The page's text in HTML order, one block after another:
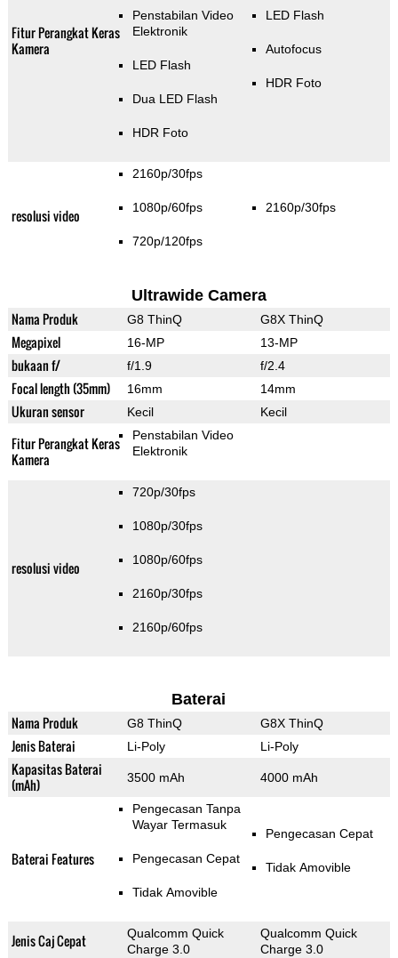
Fitur Perangkat Keras
Kamera
Penstabilan Video
Elektronik
LED Flash
Dua LED Flash
HDR Foto
LED Flash
Autofocus
HDR Foto
resolusi video
2160p/30fps
1080p/60fps
720p/120fps
2160p/30fps
Ultrawide Camera
Nama Produk G8 ThinQ G8X ThinQ
Megapixel 16-MP 13-MP
bukaan f/ f/1.9 f/2.4
Focal length (35mm) 16mm 14mm
Ukuran sensor Kecil Kecil
Fitur Perangkat Keras
Kamera
Penstabilan Video
Elektronik
resolusi video
720p/30fps
1080p/30fps
1080p/60fps
2160p/30fps
2160p/60fps
Baterai
Nama Produk G8 ThinQ G8X ThinQ
Jenis Baterai Li-Poly Li-Poly
Kapasitas Baterai
(mAh)
3500 mAh 4000 mAh
Baterai Features
Pengecasan Tanpa
Wayar Termasuk
Pengecasan Cepat
Tidak Amovible
Pengecasan Cepat
Tidak Amovible
Jenis Caj Cepat
Qualcomm Quick
Charge 3.0
Qualcomm Quick
Charge 3.0